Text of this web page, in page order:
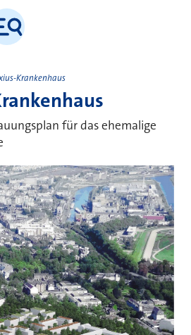
Krankenhaus
für das ehemalige